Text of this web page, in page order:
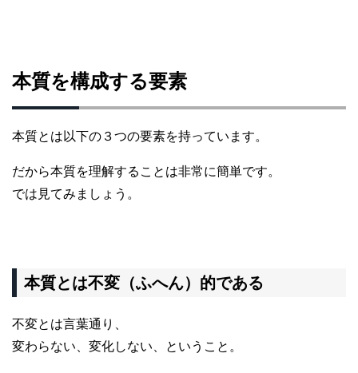
本質を構成する要素
本質とは以下の３つの要素を持っています。
だから本質を理解することは非常に簡単です。
では見てみましょう。
本質とは不変（ふへん）的である
不変とは言葉通り、
変わらない、変化しない、ということ。